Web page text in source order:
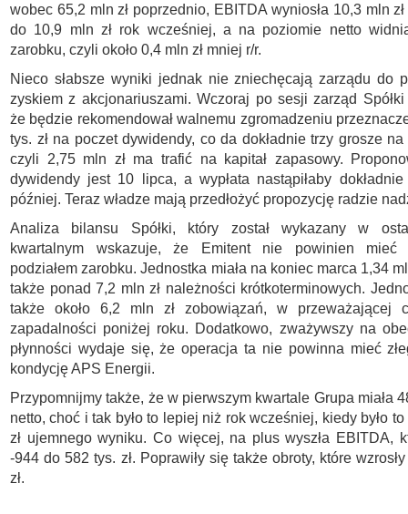
wobec 65,2 mln zł poprzednio, EBITDA wyniosła 10,3 mln
do 10,9 mln zł rok wcześniej, a na poziomie netto
zarobku, czyli około 0,4 mln zł mniej r/r.
Nieco słabsze wyniki jednak nie zniechęcają zarządu do
zyskiem z akcjonariuszami. Wczoraj po sesji zarząd Spółki
że będzie rekomendował walnemu zgromadzeniu
tys. zł na poczet dywidendy, co da dokładnie trzy grosze
czyli 2,75 mln zł ma trafić na kapitał zapasowy.
dywidendy jest 10 lipca, a wypłata nastąpiłaby
później. Teraz władze mają przedłożyć propozycję radzie
Analiza bilansu Spółki, który został wykazany w
kwartalnym wskazuje, że Emitent nie powinien mieć
podziałem zarobku. Jednostka miała na koniec marca 1,34
także ponad 7,2 mln zł należności krótkoterminowych.
także około 6,2 mln zł zobowiązań, w przeważającej
zapadalności poniżej roku. Dodatkowo, zważywszy na
płynności wydaje się, że operacja ta nie powinna mieć
kondycję APS Energii.
Przypomnijmy także, że w pierwszym kwartale Grupa miała
netto, choć i tak było to lepiej niż rok wcześniej, kiedy było
zł ujemnego wyniku. Co więcej, na plus wyszła EBITDA,
-944 do 582 tys. zł. Poprawiły się także obroty, które
zł.